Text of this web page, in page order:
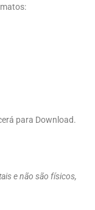
para Download.
e não são físicos,